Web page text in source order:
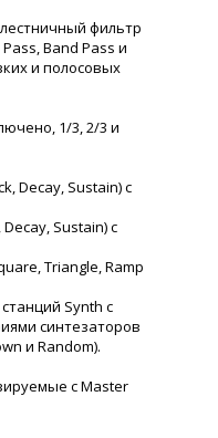
фильтр
Pass, Band Pass и
и полосовых
1/3, 2/3 и
Decay, Sustain) с
Sustain) с
Triangle, Ramp
Synth с
синтезаторов
и Random).
с Master